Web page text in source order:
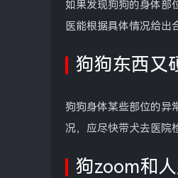
如果发现狗狗的身体部
医能根据具体情况给出
狗狗东西又
狗狗身体某些部位的异
况，应尽快带犬去医院
狗zoom和